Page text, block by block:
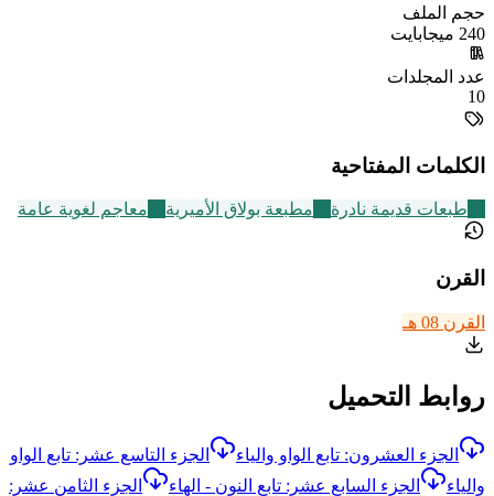
حجم الملف
240 ميجابايت
عدد المجلدات
10
الكلمات المفتاحية
طبعات قديمة نادرة مطبعة بولاق الأميرية معاجم لغوية عامة
القرن
القرن 08 هـ
روابط التحميل
الجزء العشرون: تابع الواو والياء
الجزء التاسع عشر: تابع الواو
والياء
الجزء السابع عشر: تابع النون - الهاء
الجزء الثامن عشر: